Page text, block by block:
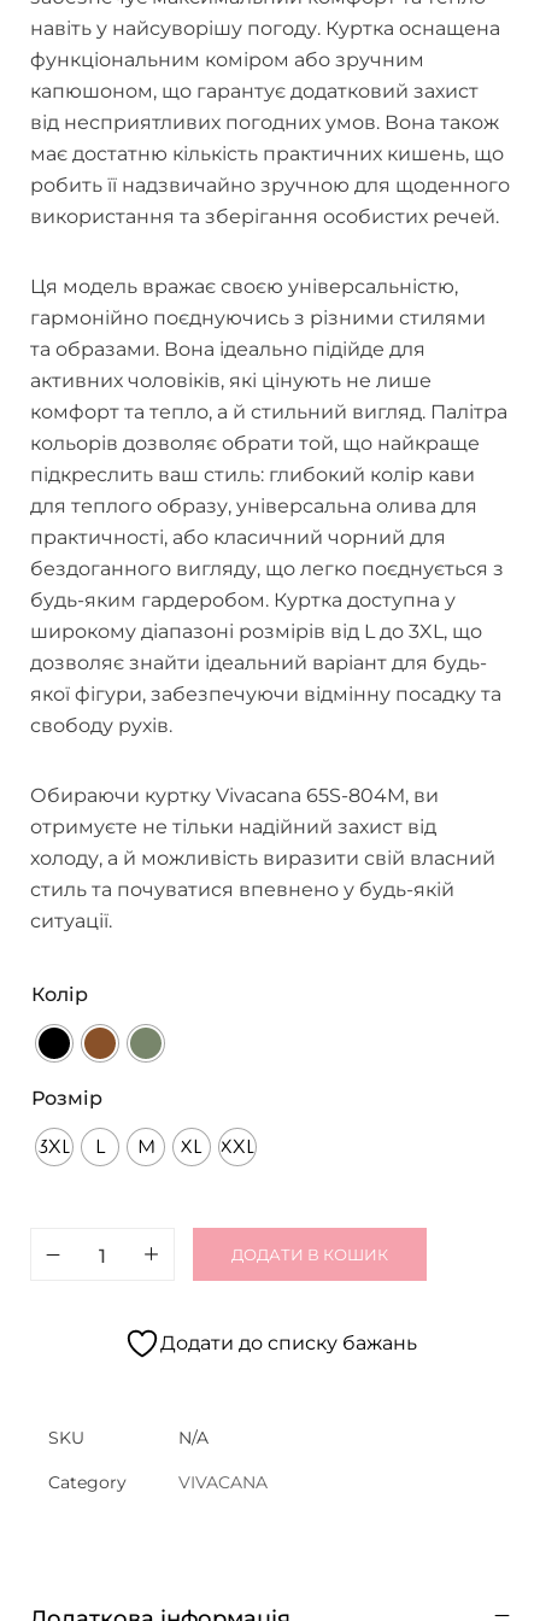
навіть у найсуворішу погоду. Куртка оснащена
функціональним коміром або зручним
капюшоном, що гарантує додатковий захист
від несприятливих погодних умов. Вона також
має достатню кількість практичних кишень, що
робить її надзвичайно зручною для щоденного
використання та зберігання особистих речей.
Ця модель вражає своєю універсальністю,
гармонійно поєднуючись з різними стилями
та образами. Вона ідеально підійде для
активних чоловіків, які цінують не лише
комфорт та тепло, а й стильний вигляд. Палітра
кольорів дозволяє обрати той, що найкраще
підкреслить ваш стиль: глибокий колір кави
для теплого образу, універсальна олива для
практичності, або класичний чорний для
бездоганного вигляду, що легко поєднується з
будь-яким гардеробом. Куртка доступна у
широкому діапазоні розмірів від L до 3XL, що
дозволяє знайти ідеальний варіант для будь-
якої фігури, забезпечуючи відмінну посадку та
свободу рухів.
Обираючи куртку Vivacana 65S-804M, ви
отримуєте не тільки надійний захист від
холоду, а й можливість виразити свій власний
стиль та почуватися впевнено у будь-якій
ситуації.
Колір
Розмір
3XL L M XL XXL
ДОДАТИ В КОШИК
Додати до списку бажань
SKU N/A
Category VIVACANA